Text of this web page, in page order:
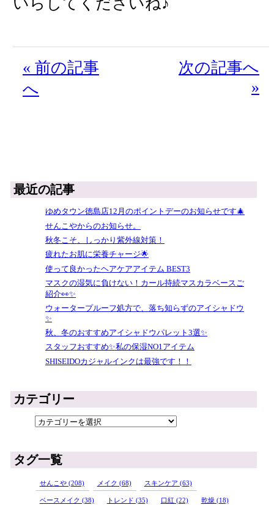
いらしてくださいね♪
« 前の記事
へ
次の記事へ
»
最近の記事
ゆめタウン徳島店12月のポイントデーのお知らせです🎄
せんこやからのお知らせ。
秋冬こそ、しっかり紫外線対策！
疲れたお肌に栄養チャージ🌟
使って良かったヘアケアアイテム BEST3
マスクの湿気に負けない！カール持続マスカラベースご
紹介👀✨
ウォータープルーフ処方で、落ち知らずのアイシャドウ
✨
秋、冬のおすすめアイシャドウパレット3選✨
スタッフおすすめ✨私の保湿NO1アイテム
SHISEIDOカジャルインクは最強です！！
カテゴリー
タグ一覧
せんこや (208) メイク (68) スキンケア (63)
ベースメイク (38) トレンド (35) 口紅 (22) 乾燥 (18)